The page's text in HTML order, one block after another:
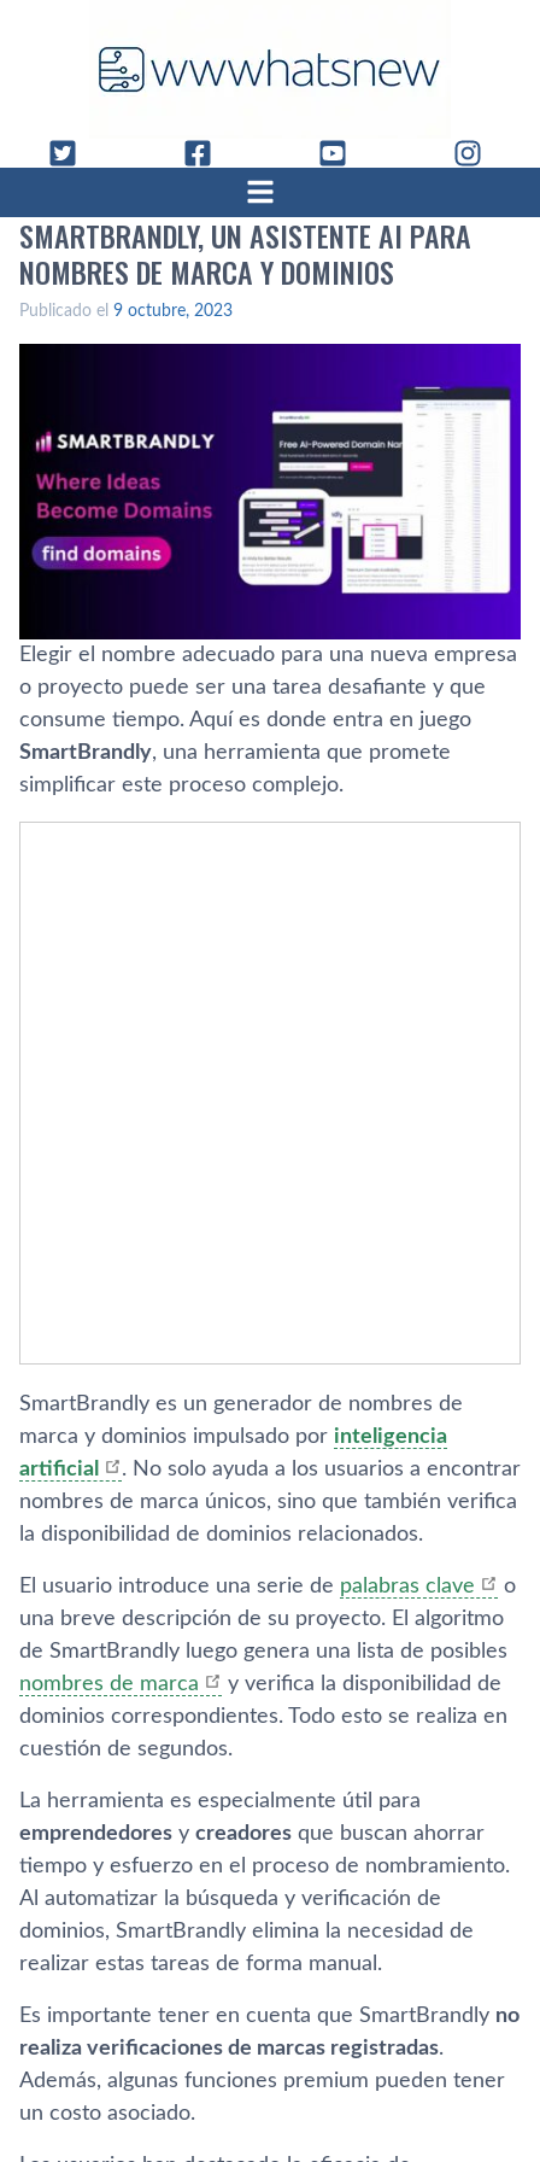
SMARTBRANDLY, UN ASISTENTE AI PARA
NOMBRES DE MARCA Y DOMINIOS
Publicado el 9 octubre, 2023
Elegir el nombre adecuado para una nueva empresa
o proyecto puede ser una tarea desafiante y que
consume tiempo. Aquí es donde entra en juego
SmartBrandly, una herramienta que promete
simplificar este proceso complejo.
SmartBrandly es un generador de nombres de
marca y dominios impulsado por inteligencia
artificial
. No solo ayuda a los usuarios a encontrar
nombres de marca únicos, sino que también verifica
la disponibilidad de dominios relacionados.
El usuario introduce una serie de palabras clave
o
una breve descripción de su proyecto. El algoritmo
de SmartBrandly luego genera una lista de posibles
nombres de marca
y verifica la disponibilidad de
dominios correspondientes. Todo esto se realiza en
cuestión de segundos.
La herramienta es especialmente útil para
emprendedores y creadores que buscan ahorrar
tiempo y esfuerzo en el proceso de nombramiento.
Al automatizar la búsqueda y verificación de
dominios, SmartBrandly elimina la necesidad de
realizar estas tareas de forma manual.
Es importante tener en cuenta que SmartBrandly no
realiza verificaciones de marcas registradas.
Además, algunas funciones premium pueden tener
un costo asociado.